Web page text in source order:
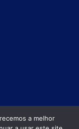
a melhor